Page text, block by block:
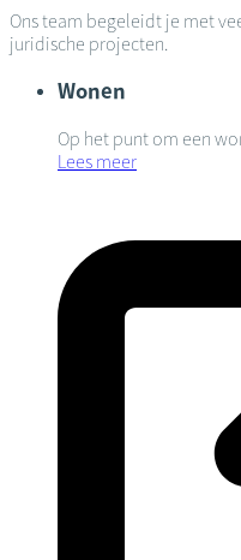
Ons team begeleidt je met
juridische projecten.
Wonen
Op het punt om een
Lees meer